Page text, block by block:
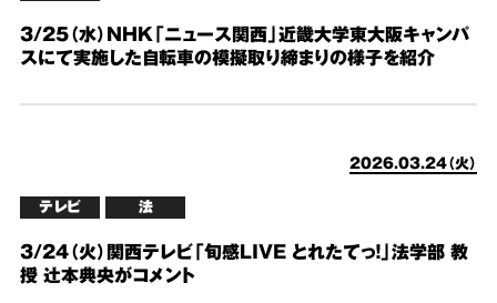
3/25（水）NHK「ニュース関西」近畿大学東大阪キャンパ
スにて実施した自転車の模擬取り締まりの様子を紹介
2026.03.24（火）
テレビ 法
3/24（火）関西テレビ「旬感LIVE とれたてっ！」法学部 教
授 辻本典央がコメント